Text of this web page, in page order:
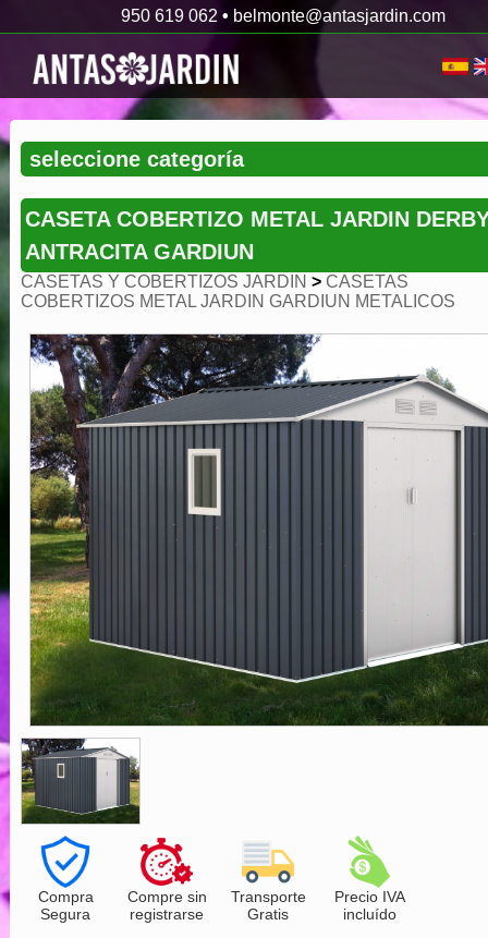
950 619 062 • belmonte@antasjardin.com
CASETA COBERTIZO METAL JARDIN
ANTRACITA GARDIUN
CASETAS Y COBERTIZOS JARDIN > CASETAS
COBERTIZOS METAL JARDIN GARDIUN METALICOS
Compra
Segura
Compre sin
registrarse
Transporte
Gratis
Precio IVA
incluído